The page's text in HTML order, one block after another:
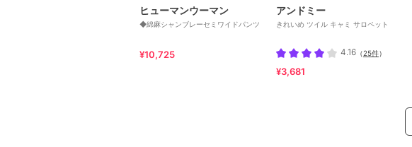
ヒューマンウーマン
◆綿麻シャンブレーセミワイドパンツ
¥10,725
アンドミー
きれいめ ツイル キャミ サロペット
4.16 （25件）
¥3,681